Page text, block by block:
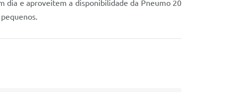
dia e aproveitem a disponibilidade da Pneumo 20